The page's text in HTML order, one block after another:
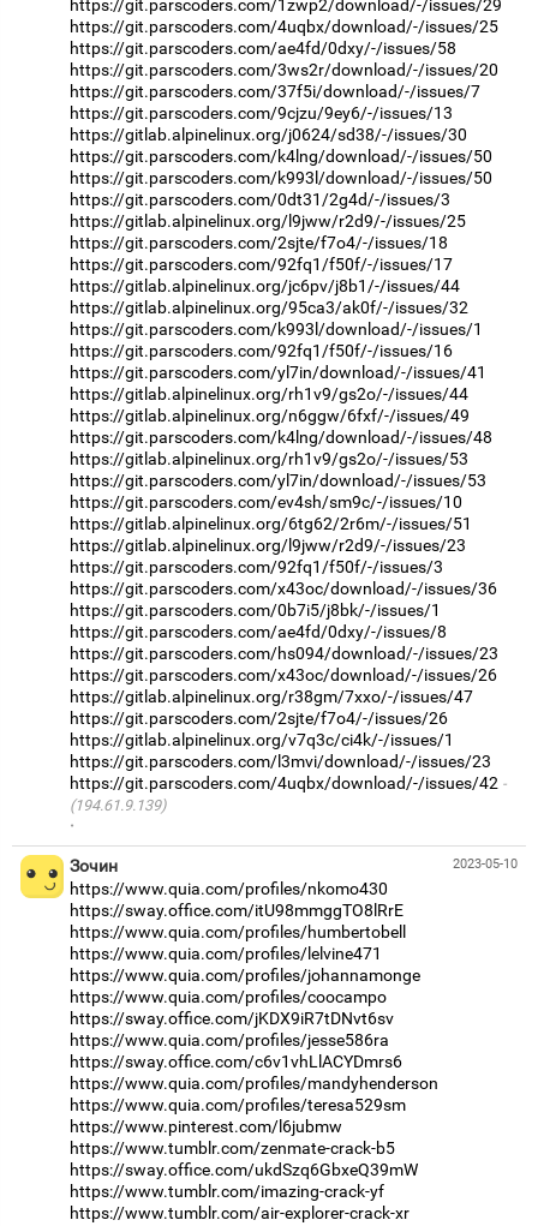
https://git.parscoders.com/1zwp2/download/-/issues/29
https://git.parscoders.com/4uqbx/download/-/issues/25
https://git.parscoders.com/ae4fd/0dxy/-/issues/58
https://git.parscoders.com/3ws2r/download/-/issues/20
https://git.parscoders.com/37f5i/download/-/issues/7
https://git.parscoders.com/9cjzu/9ey6/-/issues/13
https://gitlab.alpinelinux.org/j0624/sd38/-/issues/30
https://git.parscoders.com/k4lng/download/-/issues/50
https://git.parscoders.com/k993l/download/-/issues/50
https://git.parscoders.com/0dt31/2g4d/-/issues/3
https://gitlab.alpinelinux.org/l9jww/r2d9/-/issues/25
https://git.parscoders.com/2sjte/f7o4/-/issues/18
https://git.parscoders.com/92fq1/f50f/-/issues/17
https://gitlab.alpinelinux.org/jc6pv/j8b1/-/issues/44
https://gitlab.alpinelinux.org/95ca3/ak0f/-/issues/32
https://git.parscoders.com/k993l/download/-/issues/1
https://git.parscoders.com/92fq1/f50f/-/issues/16
https://git.parscoders.com/yl7in/download/-/issues/41
https://gitlab.alpinelinux.org/rh1v9/gs2o/-/issues/44
https://gitlab.alpinelinux.org/n6ggw/6fxf/-/issues/49
https://git.parscoders.com/k4lng/download/-/issues/48
https://gitlab.alpinelinux.org/rh1v9/gs2o/-/issues/53
https://git.parscoders.com/yl7in/download/-/issues/53
https://git.parscoders.com/ev4sh/sm9c/-/issues/10
https://gitlab.alpinelinux.org/6tg62/2r6m/-/issues/51
https://gitlab.alpinelinux.org/l9jww/r2d9/-/issues/23
https://git.parscoders.com/92fq1/f50f/-/issues/3
https://git.parscoders.com/x43oc/download/-/issues/36
https://git.parscoders.com/0b7i5/j8bk/-/issues/1
https://git.parscoders.com/ae4fd/0dxy/-/issues/8
https://git.parscoders.com/hs094/download/-/issues/23
https://git.parscoders.com/x43oc/download/-/issues/26
https://gitlab.alpinelinux.org/r38gm/7xxo/-/issues/47
https://git.parscoders.com/2sjte/f7o4/-/issues/26
https://gitlab.alpinelinux.org/v7q3c/ci4k/-/issues/1
https://git.parscoders.com/l3mvi/download/-/issues/23
https://git.parscoders.com/4uqbx/download/-/issues/42
(194.61.9.139)
·
2023-05-10
Зочин
https://www.quia.com/profiles/nkomo430
https://sway.office.com/itU98mmggTO8lRrE
https://www.quia.com/profiles/humbertobell
https://www.quia.com/profiles/lelvine471
https://www.quia.com/profiles/johannamonge
https://www.quia.com/profiles/coocampo
https://sway.office.com/jKDX9iR7tDNvt6sv
https://www.quia.com/profiles/jesse586ra
https://sway.office.com/c6v1vhLlACYDmrs6
https://www.quia.com/profiles/mandyhenderson
https://www.quia.com/profiles/teresa529sm
https://www.pinterest.com/l6jubmw
https://www.tumblr.com/zenmate-crack-b5
https://sway.office.com/ukdSzq6GbxeQ39mW
https://www.tumblr.com/imazing-crack-yf
https://www.tumblr.com/air-explorer-crack-xr